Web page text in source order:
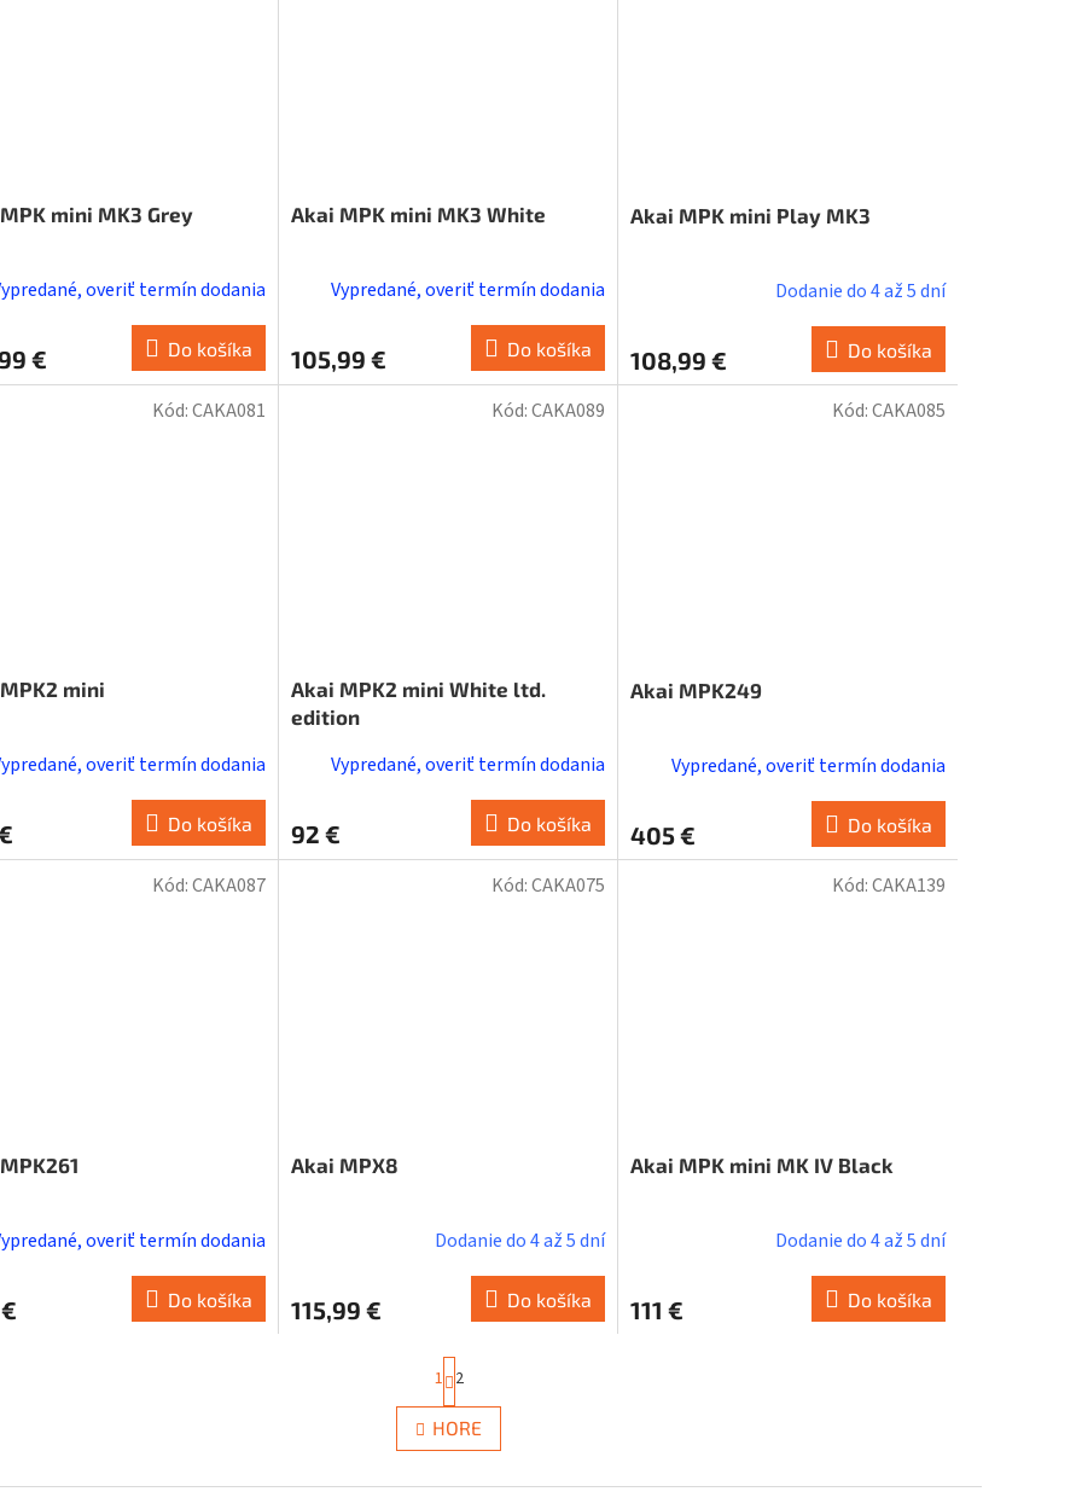
mini MK3 Grey
overiť termín dodania
€ Do košíka
Akai MPK mini MK3 White
Vypredané, overiť termín dodania
105,99 € Do košíka
Akai MPK mini Play MK3
Dodanie do 4 až 5 dní
108,99 € Do košíka
mini
overiť termín dodania
Do košíka
Kód:CAKA081
Akai MPK2 mini White ltd.
edition
Vypredané, overiť termín dodania
92 € Do košíka
Kód:CAKA089
Akai MPK249
Vypredané, overiť termín dodania
405 € Do košíka
Kód:CAKA085
overiť termín dodania
Do košíka
Kód:CAKA087
Akai MPX8
Dodanie do 4 až 5 dní
115,99 € Do košíka
Kód:CAKA075
Akai MPK mini MK IV Black
Dodanie do 4 až 5 dní
111 € Do košíka
Kód:CAKA139
O
v
l
á
t
r
á
n
o
1 2
HORE